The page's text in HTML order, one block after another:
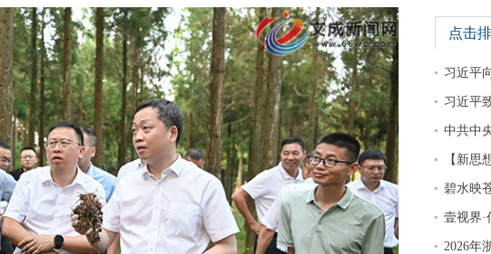
点击
习近平
习近平
中共中
【新思
碧水映
壹视界
2026年